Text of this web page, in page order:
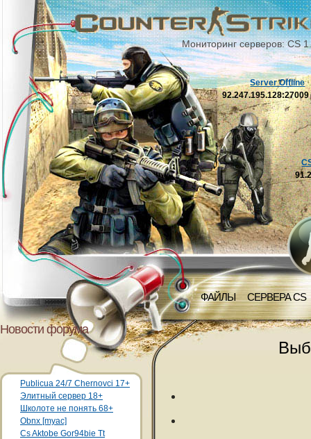
Мониторинг серверов: CS
ФАЙЛЫ СЕРВЕРА CS
Server Offline
92.247.195.128:27009
Новости форума
Publicua 24/7 Chernovci 17+
Элитный сервер 18+
Школоте не понять 68+
Obnx [myac]
Cs Aktobe Gor94bie Tt